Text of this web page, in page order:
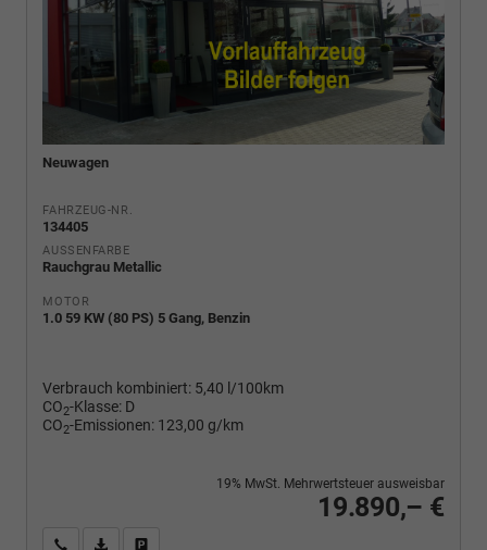
Neuwagen
FAHRZEUG-NR.
134405
AUSSENFARBE
Rauchgrau Metallic
MOTOR
1.0 59 KW (80 PS) 5 Gang, Benzin
Verbrauch kombiniert: 5,40 l/100km
CO2-Klasse: D
CO2-Emissionen: 123,00 g/km
19.890,– €
19% MwSt. Mehrwertsteuer ausweisbar
Wir rufen Sie anPDF-Fahrzeugexposé drucken